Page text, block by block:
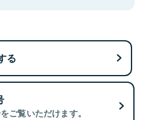
る
ご覧いただけます。